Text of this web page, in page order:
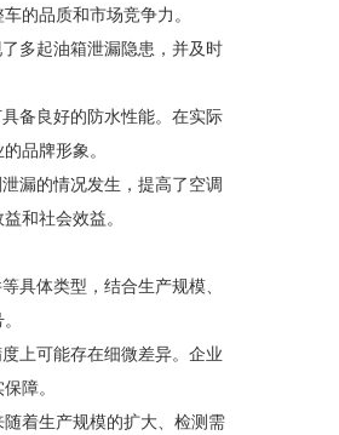
的品质和市场竞争力。
多起油箱泄漏隐患，并及时
备良好的防水性能。在实际
品牌形象。
漏的情况发生，提高了空调
和社会效益。
具体类型，结合生产规模、
上可能存在细微差异。企业
障。
着生产规模的扩大、检测需